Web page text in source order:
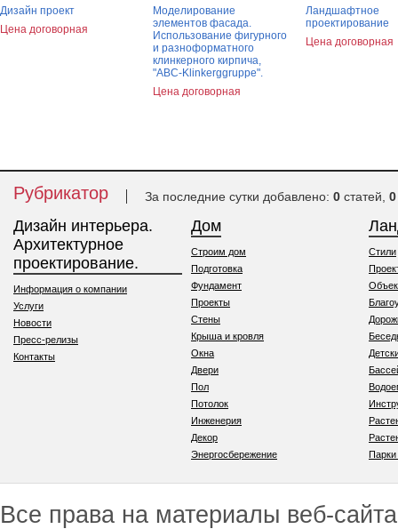
Дизайн проект
Цена договорная
Моделирование
элементов фасада.
Использование фигурного
и разноформатного
клинкерного кирпича,
"АВС-Klinkerggruppe".
Цена договорная
Ландшафтное
проектирование
Цена договорная
Рубрикатор За последние сутки добавлено: 0 статей, 0
Дизайн интерьера.
Архитектурное
проектирование.
Информация о компании
Услуги
Новости
Пресс-релизы
Контакты
Дом
Строим дом
Подготовка
Фундамент
Проекты
Стены
Крыша и кровля
Окна
Двери
Пол
Потолок
Инженерия
Декор
Энергосбережение
Стили
Все права на материалы веб-